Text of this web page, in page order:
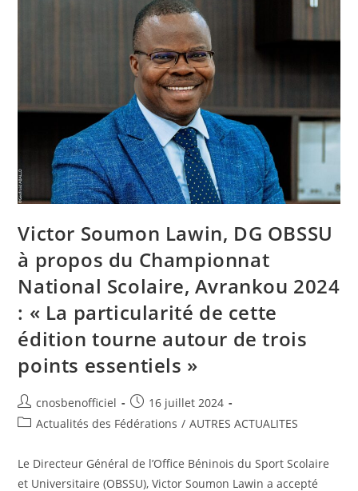
Victor Soumon Lawin, DG OBSSU
à propos du Championnat
National Scolaire, Avrankou 2024
: « La particularité de cette
édition tourne autour de trois
points essentiels »
cnosbenofficiel
16 juillet 2024
Actualités des Fédérations / AUTRES ACTUALITES
Le Directeur Général de l’Office Béninois du Sport Scolaire
et Universitaire (OBSSU), Victor Soumon Lawin a accepté